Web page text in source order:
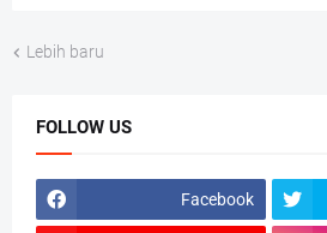
Lebih baru
FOLLOW US
Facebook